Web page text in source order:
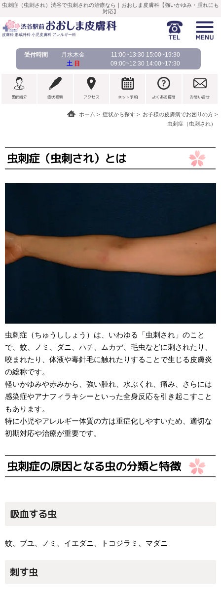
虫刺症（虫刺され）渋谷で虫刺されの治療なら｜おおしま皮膚科【強いかゆみ・腫れにも
対応】
皮膚科 形成外科 小児皮膚科 アレルギー科
受付時間
月水木金
土 日
11:00~13:30 15:00~19:30
09:00~12:30 14:00~17:30
医師紹介 症状検索 アクセス ネット予約 よくある質問 お問い合せ
ホーム 症状から探す
お子様の皮膚病でお困りの方
虫刺症（虫刺され）
虫刺症（虫刺され）とは
虫刺症（ちゅうししょう）は、いわゆる「虫刺され」のこと
で、蚊、ノミ、ダニ、ハチ、ムカデ、毛虫などに刺されたり、
咬まれたり、体液や毒針毛に触れたりすることで生じる皮膚炎
の総称です。
軽いかゆみや赤みから、強い腫れ、水ぶくれ、痛み、さらには
感染症やアナフィラキシーといった全身反応を引き起こすこと
もあります。
特に小児やアレルギー体質の方は重症化しやすいため、適切な
初期対応や治療が重要です。
虫刺症の原因となる虫の分類と特徴
吸血する虫
蚊、ブユ、ノミ、イエダニ、トコジラミ、マダニ
刺す虫